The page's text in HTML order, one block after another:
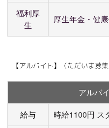
福利厚
生
厚生年金・健
【アルバイト】（ただいま募集
アルバ
給与
時給1100円 ス